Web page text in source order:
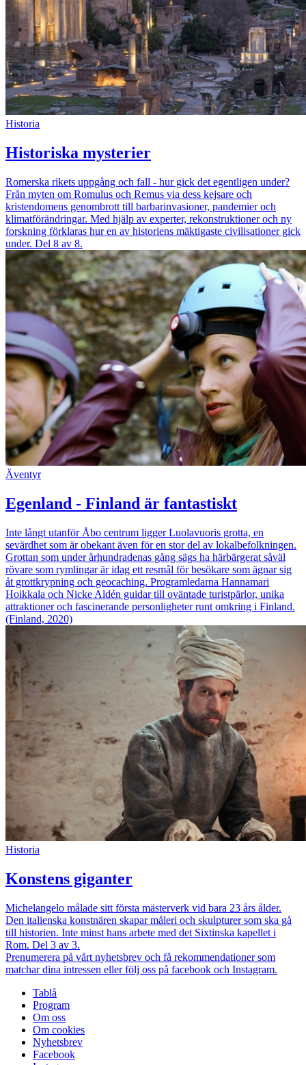
Historia
Historiska mysterier
Romerska rikets uppgång och fall - hur gick det egentligen under?
Från myten om Romulus och Remus via dess kejsare och
kristendomens genombrott till barbarinvasioner, pandemier och
klimatförändringar. Med hjälp av experter, rekonstruktioner och ny
forskning förklaras hur en av historiens mäktigaste civilisationer gick
under. Del 8 av 8.
Äventyr
Egenland - Finland är fantastiskt
Inte långt utanför Åbo centrum ligger Luolavuoris grotta, en
sevärdhet som är obekant även för en stor del av lokalbefolkningen.
Grottan som under århundradenas gång sägs ha härbärgerat såväl
rövare som rymlingar är idag ett resmål för besökare som ägnar sig
åt grottkrypning och geocaching. Programledarna Hannamari
Hoikkala och Nicke Aldén guidar till oväntade turistpärlor, unika
attraktioner och fascinerande personligheter runt omkring i Finland.
(Finland, 2020)
Historia
Konstens giganter
Michelangelo målade sitt första mästerverk vid bara 23 års ålder.
Den italienska konstnären skapar måleri och skulpturer som ska gå
till historien. Inte minst hans arbete med det Sixtinska kapellet i
Rom. Del 3 av 3.
Prenumerera på vårt nyhetsbrev och få rekommendationer som
matchar dina intressen eller följ oss på facebook och Instagram.
Tablå
Program
Om oss
Om cookies
Nyhetsbrev
Facebook